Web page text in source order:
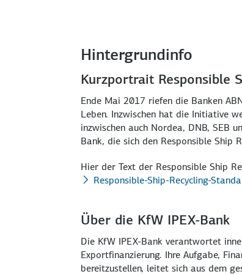
Hintergrundinfo
Kurzportrait Responsible
Ende Mai 2017 riefen die Banken
Leben. Inzwischen hat die Initiative
inzwischen auch Nordea, DNB, SEB
Bank, die sich den Responsible Ship
Hier der Text der Responsible Ship
Responsible-Ship-Recycling-
Über die KfW IPEX-Bank
Die KfW IPEX-Bank verantwortet
Exportfinanzierung. Ihre Aufgabe,
bereitzustellen, leitet sich aus dem